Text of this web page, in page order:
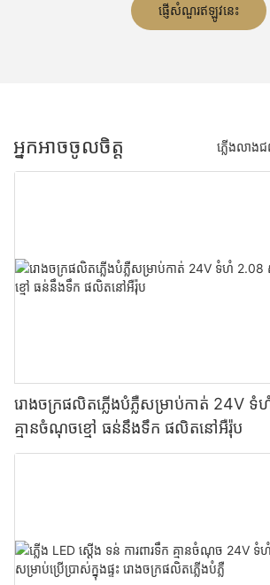
ផ្ញើសំណួរឥឡូវនេះ
អ្នកអាចចូលចិត្ត ភ្លើង​លាង​ជ
រោងចក្រផលិតភ្លើងបំភ្លឺសម្រាប់កាត់ 24V
គ្មានចំណុចខ្មៅ ធន់នឹងទឹក ផលិតនៅអឺរ៉ុប